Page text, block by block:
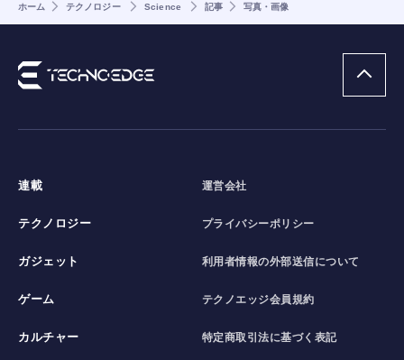
ホーム テクノロジー Science 記事 写真・画像
連載
テクノロジー
ガジェット
ゲーム
カルチャー
運営会社
プライバシーポリシー
利用者情報の外部送信について
テクノエッジ会員規約
特定商取引法に基づく表記